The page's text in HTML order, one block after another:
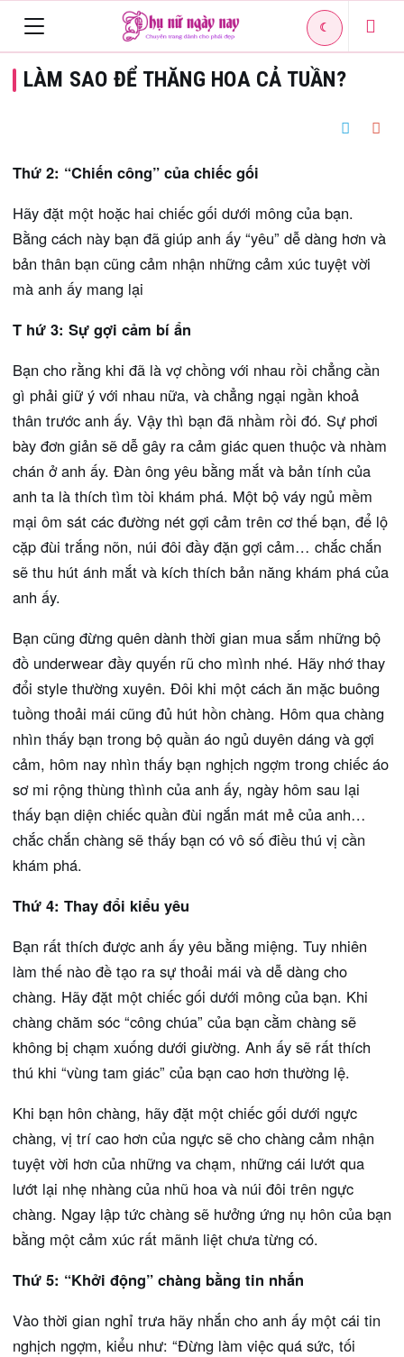
navigation
☾
LÀM SAO ĐỂ THĂNG HOA CẢ TUẦN?
Thứ 2: “Chiến công” của chiếc gối
Hãy đặt một hoặc hai chiếc gối dưới mông của bạn.
Bằng cách này bạn đã giúp anh ấy “yêu” dễ dàng hơn và
bản thân bạn cũng cảm nhận những cảm xúc tuyệt vời
mà anh ấy mang lại
T hứ 3: Sự gợi cảm bí ẩn
Bạn cho rằng khi đã là vợ chồng với nhau rồi chẳng cần
gì phải giữ ý với nhau nữa, và chẳng ngại ngần khoả
thân trước anh ấy. Vậy thì bạn đã nhầm rồi đó. Sự phơi
bày đơn giản sẽ dễ gây ra cảm giác quen thuộc và nhàm
chán ở anh ấy. Đàn ông yêu bằng mắt và bản tính của
anh ta là thích tìm tòi khám phá. Một bộ váy ngủ mềm
mại ôm sát các đường nét gợi cảm trên cơ thế bạn, để lộ
cặp đùi trắng nõn, núi đôi đầy đặn gợi cảm… chắc chắn
sẽ thu hút ánh mắt và kích thích bản năng khám phá của
anh ấy.
Bạn cũng đừng quên dành thời gian mua sắm những bộ
đồ underwear đầy quyến rũ cho mình nhé. Hãy nhớ thay
đổi style thường xuyên. Đôi khi một cách ăn mặc buông
tuồng thoải mái cũng đủ hút hồn chàng. Hôm qua chàng
nhìn thấy bạn trong bộ quần áo ngủ duyên dáng và gợi
cảm, hôm nay nhìn thấy bạn nghịch ngợm trong chiếc áo
sơ mi rộng thùng thình của anh ấy, ngày hôm sau lại
thấy bạn diện chiếc quần đùi ngắn mát mẻ của anh…
chắc chắn chàng sẽ thấy bạn có vô số điều thú vị cần
khám phá.
Thứ 4: Thay đổi kiểu yêu
Bạn rất thích được anh ấy yêu bằng miệng. Tuy nhiên
làm thế nào đề tạo ra sự thoải mái và dễ dàng cho
chàng. Hãy đặt một chiếc gối dưới mông của bạn. Khi
chàng chăm sóc “công chúa” của bạn cằm chàng sẽ
không bị chạm xuống dưới giường. Anh ấy sẽ rất thích
thú khi “vùng tam giác” của bạn cao hơn thường lệ.
Khi bạn hôn chàng, hãy đặt một chiếc gối dưới ngực
chàng, vị trí cao hơn của ngực sẽ cho chàng cảm nhận
tuyệt vời hơn của những va chạm, những cái lướt qua
lướt lại nhẹ nhàng của nhũ hoa và núi đôi trên ngực
chàng. Ngay lập tức chàng sẽ hưởng ứng nụ hôn của bạn
bằng một cảm xúc rất mãnh liệt chưa từng có.
Thứ 5: “Khởi động” chàng bằng tin nhắn
Vào thời gian nghỉ trưa hãy nhắn cho anh ấy một cái tin
nghịch ngợm, kiểu như: “Đừng làm việc quá sức, tối